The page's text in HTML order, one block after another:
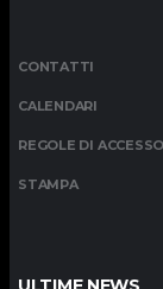
CONTATTI
CALENDARI
REGOLE DI
STAMPA